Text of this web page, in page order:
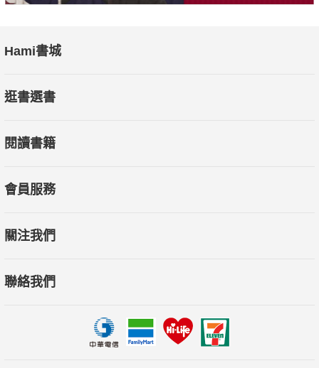
Hami書城
逛書選書
閱讀書籍
會員服務
關注我們
聯絡我們